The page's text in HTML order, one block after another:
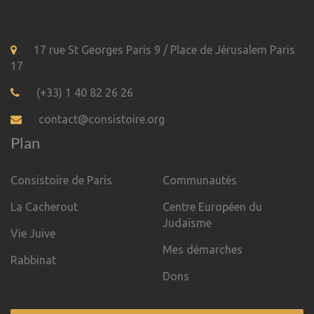
17 rue St Georges Paris 9 / Place de Jérusalem Paris
17
(+33) 1 40 82 26 26
contact@consistoire.org
Plan
Consistoire de Paris
La Cacherout
Vie Juive
Rabbinat
Communautés
Centre Européen du
Judaïsme
Mes démarches
Dons